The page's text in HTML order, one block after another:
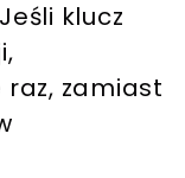
klucz
zamiast